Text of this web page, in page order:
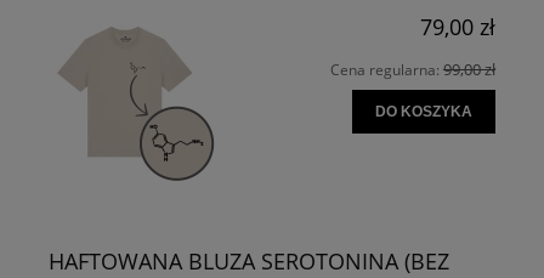
79,00 zł
Cena regularna: 99,00 zł
DO KOSZYKA
HAFTOWANA BLUZA SEROTONINA (BEZ